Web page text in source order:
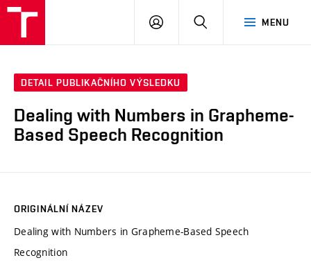
MENU
PŘIHLÁSIT
DETAIL PUBLIKAČNÍHO VÝSLEDKU
Dealing with Numbers in Grapheme-
Based Speech Recognition
ORIGINÁLNÍ NÁZEV
Dealing with Numbers in Grapheme-Based Speech
Recognition